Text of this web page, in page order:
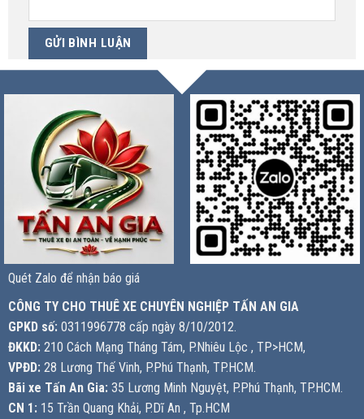
Quét Zalo để nhận báo giá
CÔNG TY CHO THUÊ XE CHUYÊN NGHIỆP TẤN AN GIA
GPKD số: 0311996778 cấp ngày 8/10/2012.
ĐKKD: 210 Cách Mạng Tháng Tám, P.Nhiêu Lộc , TP>HCM,
VPĐD: 28 Lương Thế Vinh, P.Phú Thạnh, TP.HCM.
Bãi xe Tấn An Gia: 35 Lương Minh Nguyệt, P.Phú Thạnh, TP.HCM.
CN 1: 15 Trần Quang Khải, P.Dĩ An , Tp.HCM